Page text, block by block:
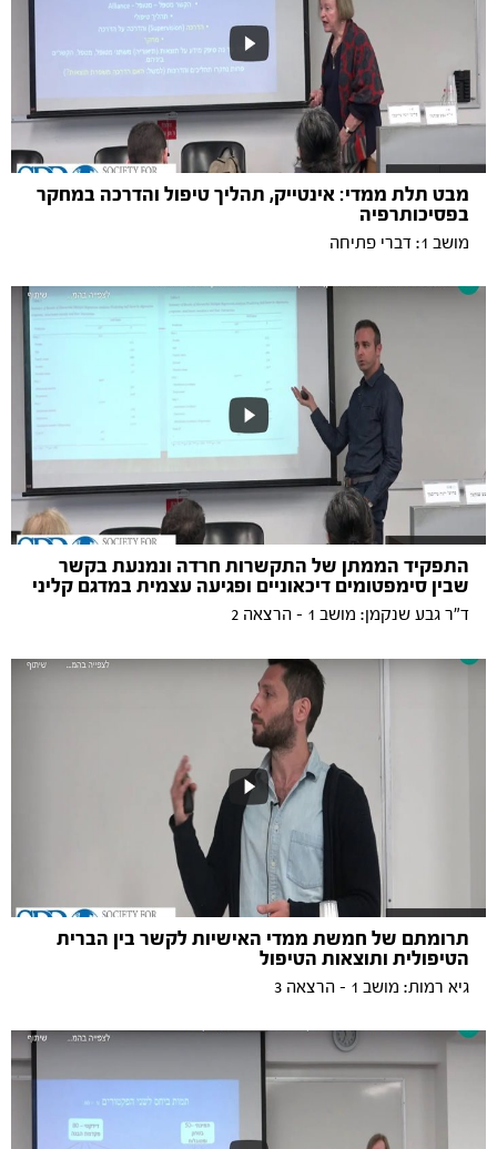
מבט תלת ממדי: אינטייק, תהליך טיפול והדרכה במחקר
בפסיכותרפיה
מושב 1: דברי פתיחה
התפקיד הממתן של התקשרות חרדה ונמנעת בקשר
שבין סימפטומים דיכאוניים ופגיעה עצמית במדגם קליני
ד"ר גבע שנקמן: מושב 1 - הרצאה 2
תרומתם של חמשת ממדי האישיות לקשר בין הברית
הטיפולית ותוצאות הטיפול
גיא רמות: מושב 1 - הרצאה 3